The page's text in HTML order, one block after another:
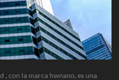
con la marca hwnano, es una